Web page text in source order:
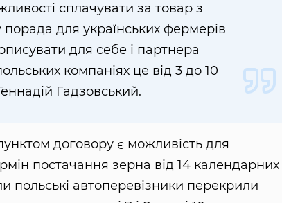
сплачувати за товар з
для українських фермерів
для себе і партнера
компаніях це від 3 до 10
Гадзовський.
договору є можливість для
постачання зерна від 14 календарних
польські автоперевізники перекрили